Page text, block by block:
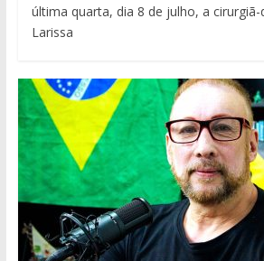
última quarta, dia 8 de julho, a
Larissa